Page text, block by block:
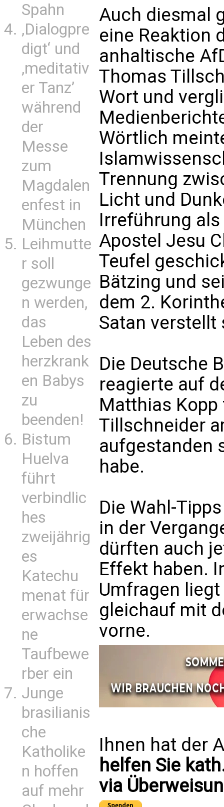
Spahn
‚Dialogpre
digt‘ und
‚meditativ
er Tanz’
während
der
Messe
zum
Magdalen
enfest in
München
Leihmutte
r soll
gezwunge
n werden,
das
Leben des
herzkrank
en Babys
zu
beenden!
Bistum
Huelva
führt
verbindlic
hes
zweijährig
es
Katechu
menat für
erwachse
ne
Taufbewe
rber ein
Junge
brasilianis
che
Katholike
n hoffen
auf mehr
Auch diesmal
eine Reaktion
anhaltische
Thomas
Wort und
Wörtlich
Trennung
Licht und
Irreführung
Apostel Jesu
Teufel
Bätzing und
dem 2.
Satan verstellt
Die Deutsche
reagierte auf
Matthias
Tillschneider
aufgestanden
habe.
Die Wahl-
in der
dürften auch
Effekt haben.
Umfragen
gleichauf mit
vorne.
Ihnen hat der
helfen Sie
via